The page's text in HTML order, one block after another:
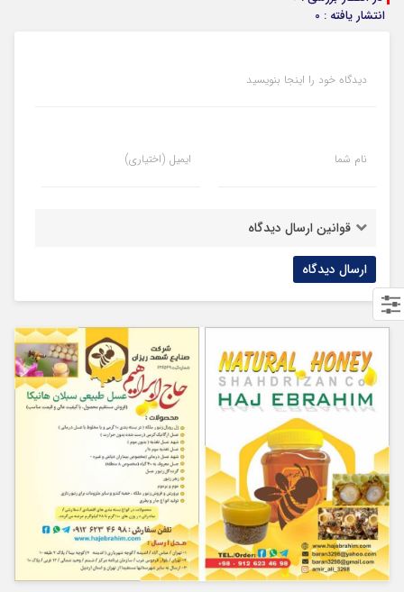
انتشار یافته : 0
دیدگاه خود را اینجا بنویسید
نام شما ایمیل (اختیاری)
قوانین ارسال دیدگاه